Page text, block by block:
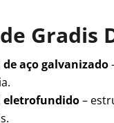
Gradis
de aço galvanizado
eletrofundido–